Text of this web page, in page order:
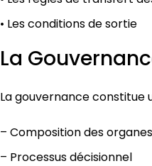
• Les conditions de sortie
La
La gouvernance
– Composition des
– Processus décisionnel